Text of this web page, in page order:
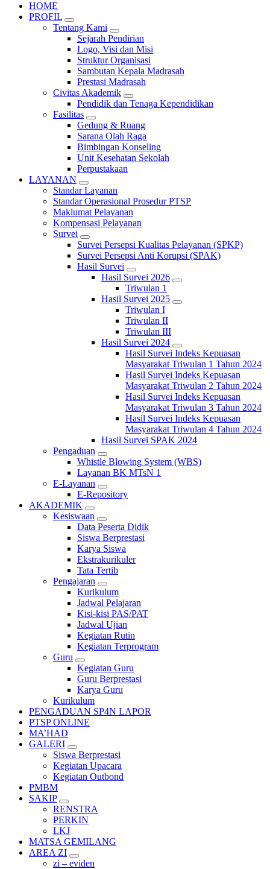
HOME
PROFIL
Tentang Kami
Sejarah Pendirian
Logo, Visi dan Misi
Struktur Organisasi
Sambutan Kepala Madrasah
Prestasi Madrasah
Civitas Akademik
Pendidik dan Tenaga Kependidikan
Fasilitas
Gedung & Ruang
Sarana Olah Raga
Bimbingan Konseling
Unit Kesehatan Sekolah
Perpustakaan
LAYANAN
Standar Layanan
Standar Operasional Prosedur PTSP
Maklumat Pelayanan
Kompensasi Pelayanan
Survei
Survei Persepsi Kualitas Pelayanan (SPKP)
Survei Persepsi Anti Korupsi (SPAK)
Hasil Survei
Hasil Survei 2026
Triwulan 1
Hasil Survei 2025
Triwulan I
Triwulan II
Triwulan III
Hasil Survei 2024
Hasil Survei Indeks Kepuasan
Masyarakat Triwulan 1 Tahun 2024
Hasil Survei Indeks Kepuasan
Masyarakat Triwulan 2 Tahun 2024
Hasil Survei Indeks Kepuasan
Masyarakat Triwulan 3 Tahun 2024
Hasil Survei Indeks Kepuasan
Masyarakat Triwulan 4 Tahun 2024
Hasil Survei SPAK 2024
Pengaduan
Whistle Blowing System (WBS)
Layanan BK MTsN 1
E-Layanan
E-Repository
AKADEMIK
Kesiswaan
Data Peserta Didik
Siswa Berprestasi
Karya Siswa
Ekstrakurikuler
Tata Tertib
Pengajaran
Kurikulum
Jadwal Pelajaran
Kisi-kisi PAS/PAT
Jadwal Ujian
Kegiatan Rutin
Kegiatan Terprogram
Guru
Kegiatan Guru
Guru Berprestasi
Karya Guru
Kurikulum
PENGADUAN SP4N LAPOR
PTSP ONLINE
MA’HAD
GALERI
Siswa Berprestasi
Kegiatan Upacara
Kegiatan Outbond
PMBM
SAKIP
RENSTRA
PERKIN
LKJ
MATSA GEMILANG
AREA ZI
zi – eviden